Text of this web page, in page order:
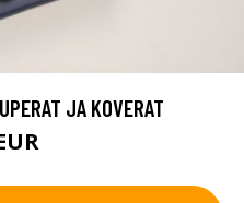
JA KOVERAT